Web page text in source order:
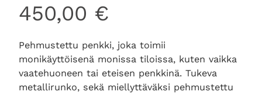
450,00 €
Pehmustettu penkki, joka toimii
monikäyttöisenä monissa tiloissa, kuten vaikka
vaatehuoneen tai eteisen penkkinä. Tukeva
metallirunko, sekä miellyttäväksi pehmustettu